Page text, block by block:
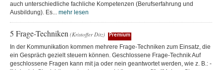
auch unterschiedliche fachliche Kompetenzen (Berufserfahrung und
Ausbildung). Es... mehr lesen
5 Frage-Techniken (Kristoffer Ditz) Premium
In der Kommunikation kommen mehrere Frage-Techniken zum Einsatz, die
ein Gespräch gezielt steuern können. Geschlossene Frage-Technik Auf
geschlossene Fragen kann mit ja oder nein geantwortet werden, wie z. B.: -